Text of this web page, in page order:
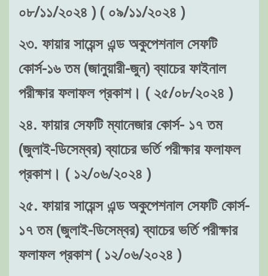
০৮/১১/২০২৪ ) ( ০৯/১১/২০২৪ )
২৩. ফায়ার সায়েন্স এন্ড অকুপেশনাল সেফটি
কোর্স-১৬ তম (জানুয়ারী-জুন) ব্যাচের ফাইনাল
পরীক্ষার ফলাফল প্রকাশ। ( ২৫/০৮/২০২৪ )
২৪. ফায়ার সেফটি ম্যানেজার কোর্স- ১৭ তম
(জুলাই-ডিসেম্বর) ব্যাচের ভর্তি পরীক্ষার ফলাফল
প্রকাশ। ( ১২/০৬/২০২৪ )
২৫. ফায়ার সায়েন্স এন্ড অকুপেশনাল সেফটি কোর্স-
১৭ তম (জুলাই-ডিসেম্বর) ব্যাচের ভর্তি পরীক্ষার
ফলাফল প্রকাশ ( ১২/০৬/২০২৪ )